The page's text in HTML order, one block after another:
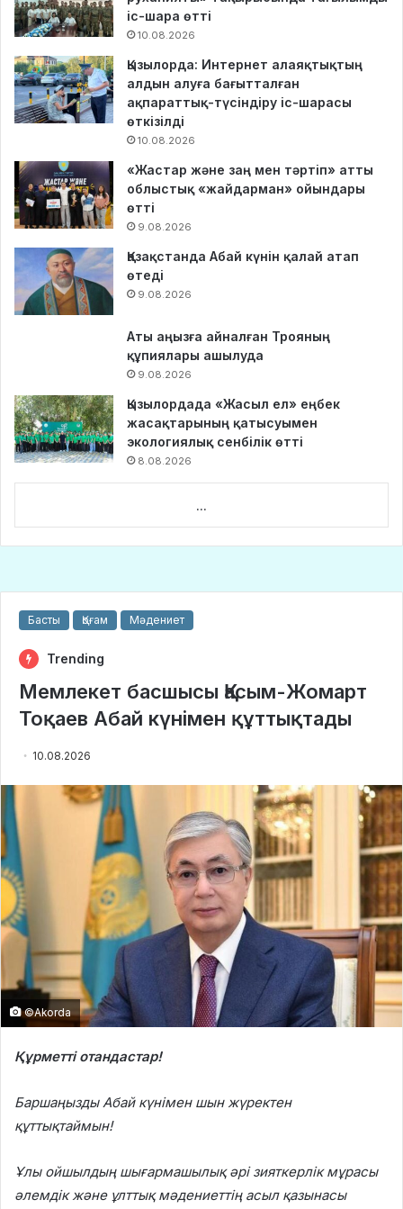
іс-шара өтті
10.08.2026
Қызылорда: Интернет алаяқтықтың
алдын алуға бағытталған
ақпараттық-түсіндіру іс-шарасы
өткізілді
10.08.2026
«Жастар және заң мен тәртіп» атты
облыстық «жайдарман» ойындары
өтті
9.08.2026
Қазақстанда Абай күнін қалай атап
өтеді
9.08.2026
Аты аңызға айналған Трояның
құпиялары ашылуда
9.08.2026
Қызылордада «Жасыл ел» еңбек
жасақтарының қатысуымен
экологиялық сенбілік өтті
8.08.2026
...